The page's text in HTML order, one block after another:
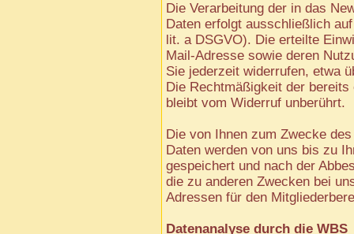
Die Verarbeitung der in das
Daten erfolgt ausschließlich
lit. a DSGVO). Die erteilte
Mail-Adresse sowie deren
Sie jederzeit widerrufen, etwa
Die Rechtmäßigkeit der
bleibt vom Widerruf unberührt.
Die von Ihnen zum Zwecke
Daten werden von uns bis zu
gespeichert und nach der
die zu anderen Zwecken bei
Adressen für den
Datenanalyse durch die WBS